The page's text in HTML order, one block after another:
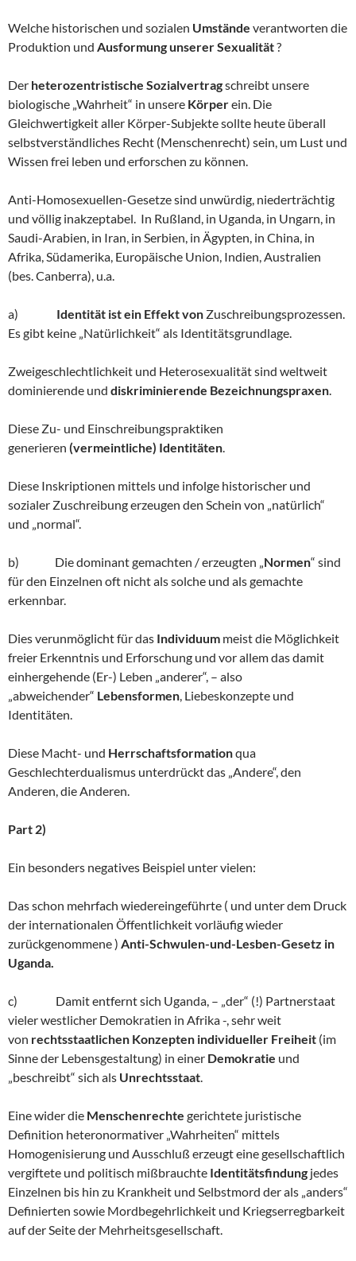
Welche historischen und sozialen Umstände verantworten die
Produktion und Ausformung unserer Sexualität?
Der heterozentristische Sozialvertragschreibt unsere
biologische „Wahrheit“ in unsere Körperein. Die
Gleichwertigkeit aller Körper-Subjekte sollte heute überall
selbstverständliches Recht (Menschenrecht) sein, um Lust und
Wissen frei leben und erforschen zu können.
Anti-Homosexuellen-Gesetze sind unwürdig, niederträchtig
und völlig inakzeptabel. In Rußland, in Uganda, in Ungarn, in
Saudi-Arabien, in Iran, in Serbien, in Ägypten, in China, in
Afrika, Südamerika, Europäische Union, Indien, Australien
(bes. Canberra), u.a.
a) Identität ist ein Effekt von Zuschreibungsprozessen.
Es gibt keine „Natürlichkeit“ als Identitätsgrundlage.
Zweigeschlechtlichkeit und Heterosexualität sind weltweit
dominierende und diskriminierende Bezeichnungspraxen
Diese Zu- und Einschreibungspraktiken
generieren (vermeintliche) Identitäten
Diese Inskriptionen mittels und infolge historischer und
sozialer Zuschreibung erzeugen den Schein von „natürlich“
und „normal“.
b) Die dominant gemachten / erzeugten „ Normen“ sind
für den Einzelnen oft nicht als solche und als gemachte
erkennbar.
Dies verunmöglicht für das Individuum meist die Möglichkeit
freier Erkenntnis und Erforschung und vor allem das damit
einhergehende (Er-) Leben „anderer“, – also
„abweichender“ Lebensformen , Liebeskonzepte und
Identitäten.
Diese Macht- und Herrschaftsformationqua
Geschlechterdualismus unterdrückt das „Andere“, den
Anderen, die Anderen.
Part 2)
Ein besonders negatives Beispiel unter vielen:
Das schon mehrfach wiedereingeführte ( und unter dem Druck
der internationalen Öffentlichkeit vorläufig wieder
zurückgenommene ) Anti-Schwulen-und-Lesben-Gesetz in
Uganda.
c) Damit entfernt sich Uganda, – „der“ (!) Partnerstaat
vieler westlicher Demokratien in Afrika -, sehr weit
von rechtsstaatlichen Konzepten individueller Freiheit (im
Sinne der Lebensgestaltung) in einer Demokratie und
„beschreibt“ sich als Unrechtsstaat
Eine wider die Menschenrechte gerichtete juristische
Definition heteronormativer „Wahrheiten“ mittels
Homogenisierung und Ausschluß erzeugt eine gesellschaftlich
vergiftete und politisch mißbrauchte Identitätsfindung jedes
Einzelnen bis hin zu Krankheit und Selbstmord der als „anders“
Definierten sowie Mordbegehrlichkeit und Kriegserregbarkeit
auf der Seite der Mehrheitsgesellschaft.